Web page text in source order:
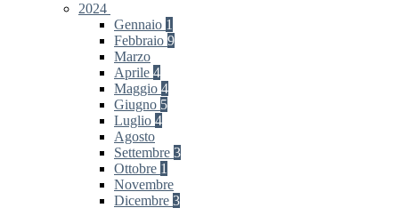
2024
Gennaio 1
Febbraio 9
Marzo
Aprile 4
Maggio 4
Giugno 5
Luglio 4
Agosto
Settembre 3
Ottobre 1
Novembre
Dicembre 3